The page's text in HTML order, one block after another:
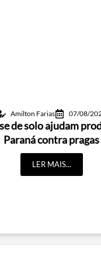
Amilton Farias 07/08/
de solo ajudam
Paraná contra pragas
LER MAIS...